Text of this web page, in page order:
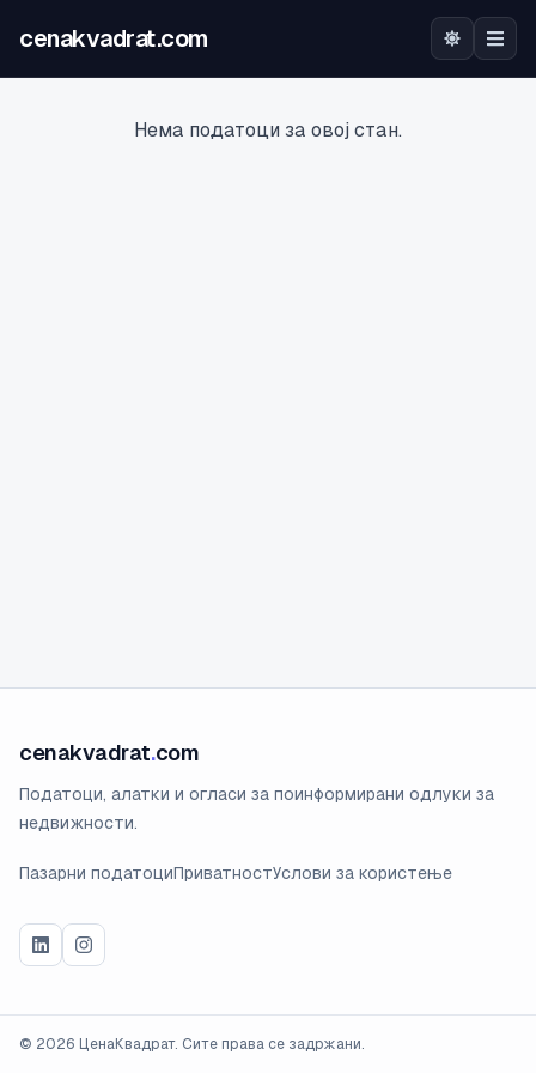
cenakvadrat.com
Нема податоци за овој стан.
cenakvadrat.com
Податоци, алатки и огласи за поинформирани одлуки за
недвижности.
Пазарни податоциПриватностУслови за користење
© 2026 ЦенаКвадрат. Сите права се задржани.